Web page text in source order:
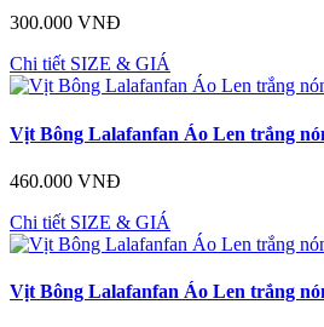
300.000 VNĐ
Chi tiết SIZE & GIÁ
Vịt Bông Lalafanfan Áo Len trắng
460.000 VNĐ
Chi tiết SIZE & GIÁ
Vịt Bông Lalafanfan Áo Len trắng